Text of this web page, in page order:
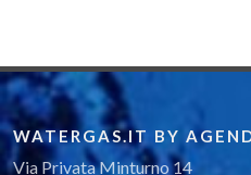
WATERGAS.IT BY
Via Privata Minturno 14